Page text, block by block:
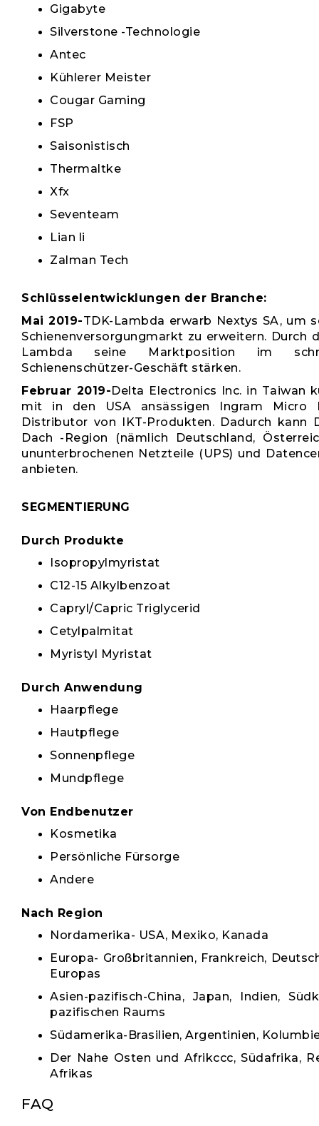
Gigabyte
Silverstone -Technologie
Antec
Kühlerer Meister
Cougar Gaming
FSP
Saisonistisch
Thermaltke
Xfx
Seventeam
Lian li
Zalman Tech
Schlüsselentwicklungen der Branche:
Mai 2019-TDK-Lambda erwarb Nextys SA, um
Schienenversorgungmarkt zu erweitern. Durch
Lambda seine Marktposition im
Schienenschützer-Geschäft stärken.
Februar 2019-Delta Electronics Inc. in Taiwan
mit in den USA ansässigen Ingram Micro
Distributor von IKT-Produkten. Dadurch kann
Dach -Region (nämlich Deutschland,
ununterbrochenen Netzteile (UPS) und
anbieten.
SEGMENTIERUNG
Durch Produkte
Isopropylmyristat
C12-15 Alkylbenzoat
Capryl/Capric Triglycerid
Cetylpalmitat
Myristyl Myristat
Durch Anwendung
Haarpflege
Hautpflege
Sonnenpflege
Mundpflege
Von Endbenutzer
Kosmetika
Persönliche Fürsorge
Andere
Nach Region
Nordamerika- USA, Mexiko, Kanada
Europa- Großbritannien, Frankreich,
Europas
Asien-pazifisch-China, Japan, Indien,
pazifischen Raums
Südamerika-Brasilien, Argentinien,
Der Nahe Osten und Afrikccc, Südafrika,
Afrikas
FAQ